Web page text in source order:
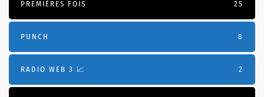
PREMIÈRES FOIS 25
PUNCH 8
RADIO WEB 3 📈 2